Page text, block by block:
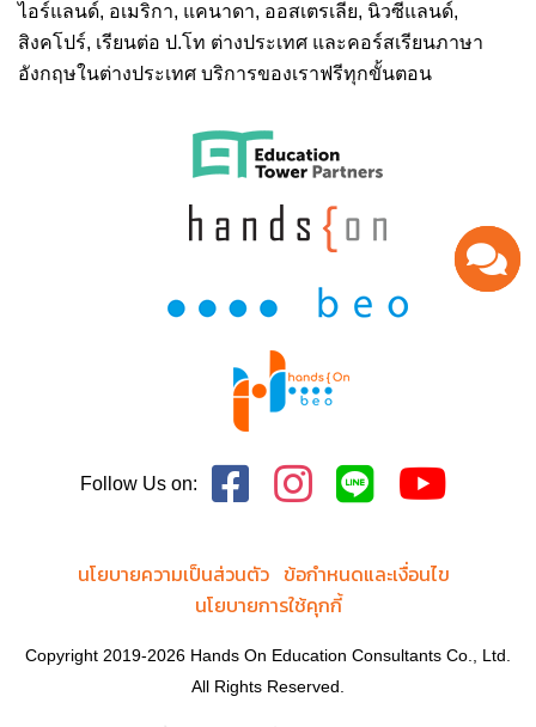
ไอร์แลนด์, อเมริกา, แคนาดา, ออสเตรเลีย, นิวซีแลนด์,
สิงคโปร์, เรียนต่อ ป.โท ต่างประเทศ และคอร์สเรียนภาษา
อังกฤษในต่างประเทศ บริการของเราฟรีทุกขั้นตอน
Follow Us on:
นโยบายความเป็นส่วนตัว ข้อกำหนดและเงื่อนไข
นโยบายการใช้คุกกี้
Copyright 2019-2026 Hands On Education Consultants Co., Ltd.
All Rights Reserved.